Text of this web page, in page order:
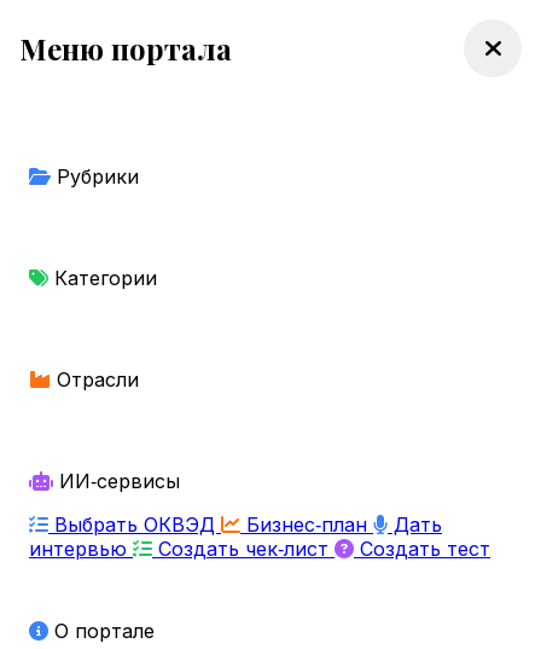
Меню портала
Рубрики
Категории
Отрасли
ИИ‑сервисы
Выбрать ОКВЭД
Бизнес‑план
Дать
интервью
Создать чек‑лист Создать тест
О портале